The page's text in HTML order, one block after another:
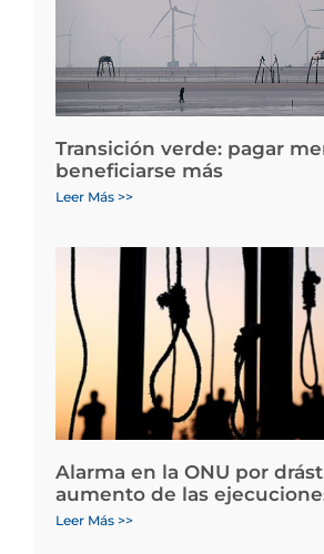
Transición verde: pagar
beneficiarse más
Leer Más >>
Alarma en la ONU por
aumento de las
Leer Más >>